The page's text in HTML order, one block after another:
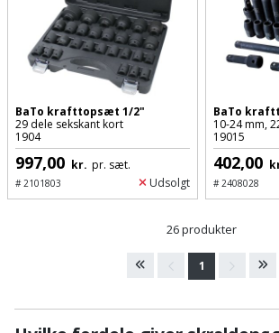
svejsemaskine
Tagpladeværktøj
Trekantslibertilbehør
Vægscanner
Vinkelsliber
BaTo krafttopsæt 1/2"
29 dele sekskant kort
1904
997,00 kr. pr. sæt.
#2101803 Udsolgt
BaTo
10-24 mm,
19015
402,00
#2408028
26 produkter
1